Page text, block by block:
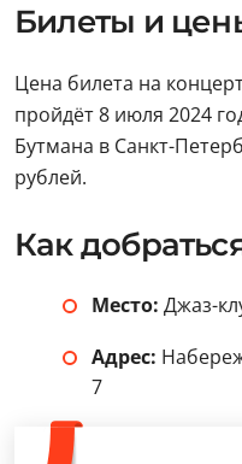
Билеты и
Цена билета на
пройдёт 8 июля 2024
Бутмана в Санкт-
рублей.
Как
Место: Джаз-
Адрес:
7